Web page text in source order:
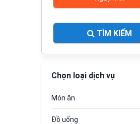
TÌM KIẾM
Chọn loại dịch vụ
Món ăn
Đồ uống